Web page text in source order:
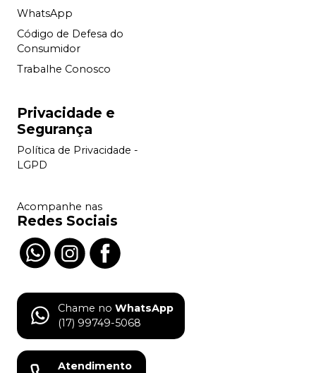
WhatsApp
Código de Defesa do
Consumidor
Trabalhe Conosco
Privacidade e
Segurança
Política de Privacidade -
LGPD
Acompanhe nas
Redes Sociais
Chame no WhatsApp
(17) 99749-5068
Atendimento